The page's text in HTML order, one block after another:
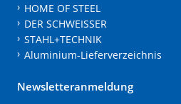
HOME OF STEEL
DER SCHWEISSER
STAHL+TECHNIK
Aluminium-Lieferverzeichnis
Newsletteranmeldung